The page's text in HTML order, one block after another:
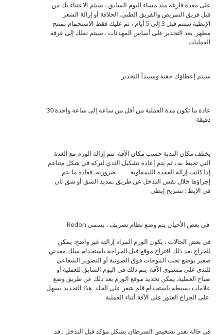
على معدة فارغة منذ مساء اليوم السابق ، سيتم الاعتناء بك من
قبل فريق التمريض والفريق الطبي. الحلاقة أو إزالة الشعر
الإبطية ستتم قبل 3 إلى 5 أيام ، ثم عليك فقط الاستحمام بمنتج
مطهر. بعد التخدير على أساس المهدئات ، سيتم نقلك إلى غرفة
العمليات
سيتم إعطاؤك حقنة وسيبدأ التخدير
عادة ما تكون مدة العملية من أقل من ساعة إلى ساعة واحدة 30
دقيقة
يختلف مكان الندبة حسب مكان الآفة. تتم إزالة الورم مع الغدة
التي تحيط به ، ثم يتم إعادة تشكيل الثدي لتركه في شكل متناغم.
إذا كانت إزالة العقدة الليمفاوية ضرورية، فعادة ما يتم
إجراؤها خلال نفس التدخل عن طريق تمديد الشق أو شق ثان
في الإبط : تشريح إبطي
في بعض الحالات ، يكون الورم المراد إزالته غير واضح. يمكن
للجراح بعد ذلك اقتراح موقع قبل الجراحة باستخدام سلك معدني
صغير يوضع تحت الموجات فوق الصوتية أو التصوير الشعاعي
للثدي على مستوى الآفة. يتم ذلك في اليوم السابق للعملية أو
صباح العملية. يمكن تحديد موقع الورم بعد ذلك عن طريق وضع
علامات بسيطة باستخدام قلم شعر على الجلد. هذا التحديد يسهل
على الجراح العثور على الآفة أثناء العملية.
في حالة تعذر تشخيص السرطان بشكل مؤكد قبل التدخل ، قد